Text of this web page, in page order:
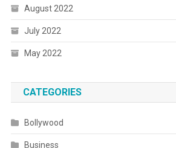
August 2022
July 2022
May 2022
CATEGORIES
Bollywood
Business